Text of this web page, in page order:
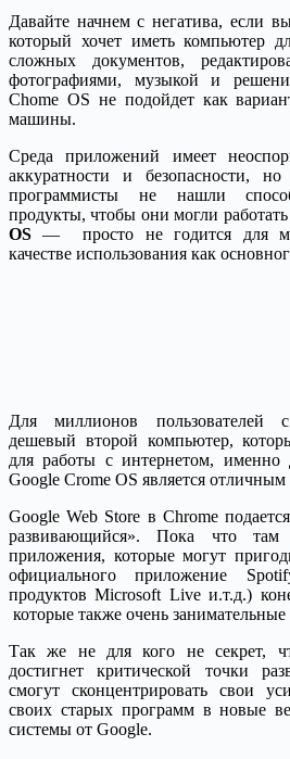
Давайте начнем с негатива, если
который хочет иметь компьютер
сложных документов,
фотографиями, музыкой и
Chome OS не подойдет как
машины.
Среда приложений имеет
аккуратности и безопасности,
программисты не нашли
продукты, чтобы они могли работать
OS — просто не годится для
качестве использования как
Для миллионов пользователей
дешевый второй компьютер,
для работы с интернетом,
Google Crome OS является
Google Web Store в Chrome
развивающийся». Пока что
приложения, которые могут
официального приложение
продуктов Microsoft Live и.т.д.)
которые также очень
Так же не для кого не секрет,
достигнет критической точки
смогут сконцентрировать свои
своих старых программ в новые
системы от Google.